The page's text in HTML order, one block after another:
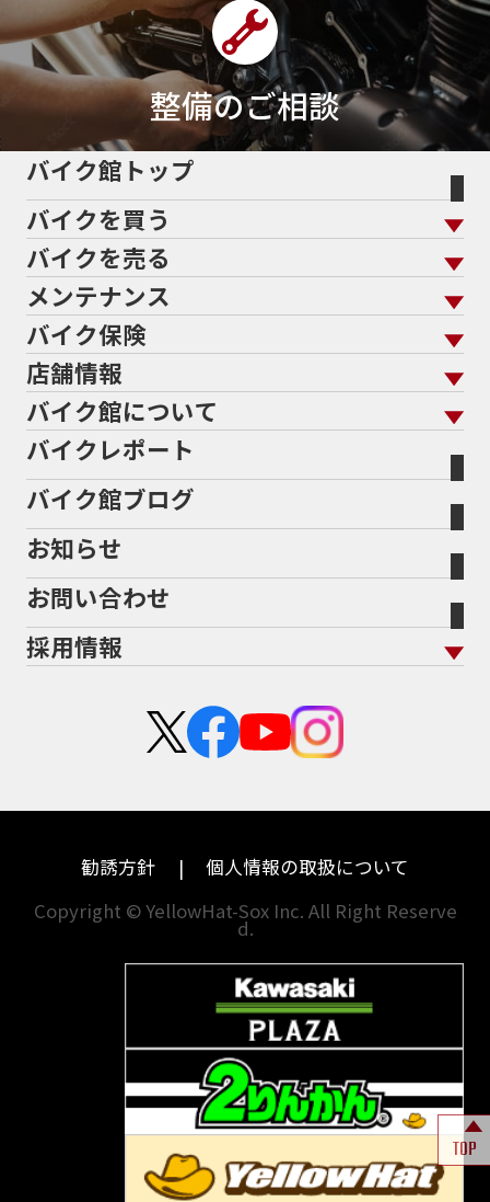
整備のご相談
バイク館トップ
バイクを買う
バイクを買う トップ
バイクを探す
メーカーから探す
色から探す
スタイルから探す
排気量から探す
地域から探す
走行距離から探す
中古車から探す
バイクを売る
バイクを売る トップ
バイク館買取の強み
バイクを高く売るコツ
バイク買取の流れ
全国展開の強み
よくあるご質問
バイク買取強化車両
オンライン査定フォーム
メーカー別買取相場・
ヤマハ
ホンダ
スズキ
ハーレーダビッドソン
ドゥカティ
トライアンフ
アプリリア
KTM
モトグッツイ
MVアグスタ
他海外ﾒｰｶｰ
メンテナンス
メンテナンス トップ
バイク点検
バイク車検
Bikeep
プロテクションフィルム
バイク保険
バイク保険 トップ
自賠責保険
任意保険
バイク保険無料見積り（現在未加入の方）
バイク保険無料見積り（他社でご加入の方）
盗難保険
店舗情報
店舗情報 トップ
北海道
宮城
福島
茨城
栃木
兵庫
福岡
長崎
熊本
バイク館について
バイク館について トップ
バイク館が選ばれる理由
会社概要
沿革
二輪公正取引協議会加盟店
バイクレポート
バイク館ブログ
お知らせ
お問い合わせ
採用情報
中途採用・アルバイト
TOP
勧誘方針
個人情報の取扱について
Copyright © YellowHat-Sox Inc. All Right Reserve
d.